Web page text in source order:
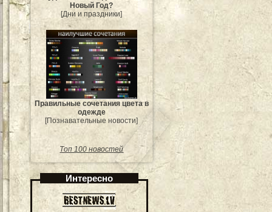
Новый Год?
[Дни и праздники]
Правильные сочетания цвета в
одежде
[Познавательные новости]
Топ 100 новостей
Интересно